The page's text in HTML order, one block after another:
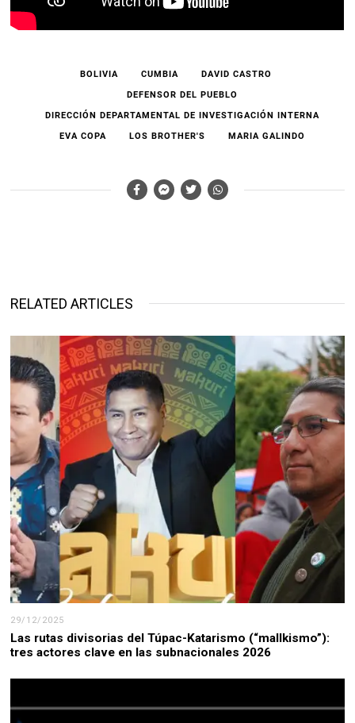
BOLIVIA CUMBIA
DAVID CASTRO
DEFENSOR DEL PUEBLO
DIRECCIÓN DEPARTAMENTAL DE INVESTIGACIÓN INTERNA
EVA COPA
LOS BROTHER'S MARIA GALINDO
RELATED ARTICLES
29/12/2025
Las rutas divisorias del Túpac-Katarismo (“mallkismo”):
tres actores clave en las subnacionales 2026